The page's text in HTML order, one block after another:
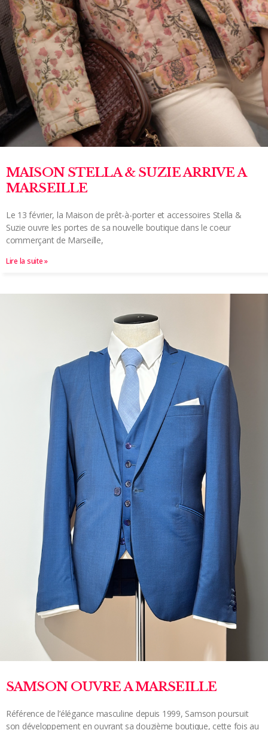
MAISON STELLA & SUZIE ARRIVE A
MARSEILLE
Le 13 février, la Maison de prêt-à-porter et accessoires Stella &
Suzie ouvre les portes de sa nouvelle boutique dans le coeur
commerçant de Marseille,
Lire la suite »
SAMSON OUVRE A MARSEILLE
Référence de l’élégance masculine depuis 1999, Samson poursuit
son développement en ouvrant sa douzième boutique, cette fois au